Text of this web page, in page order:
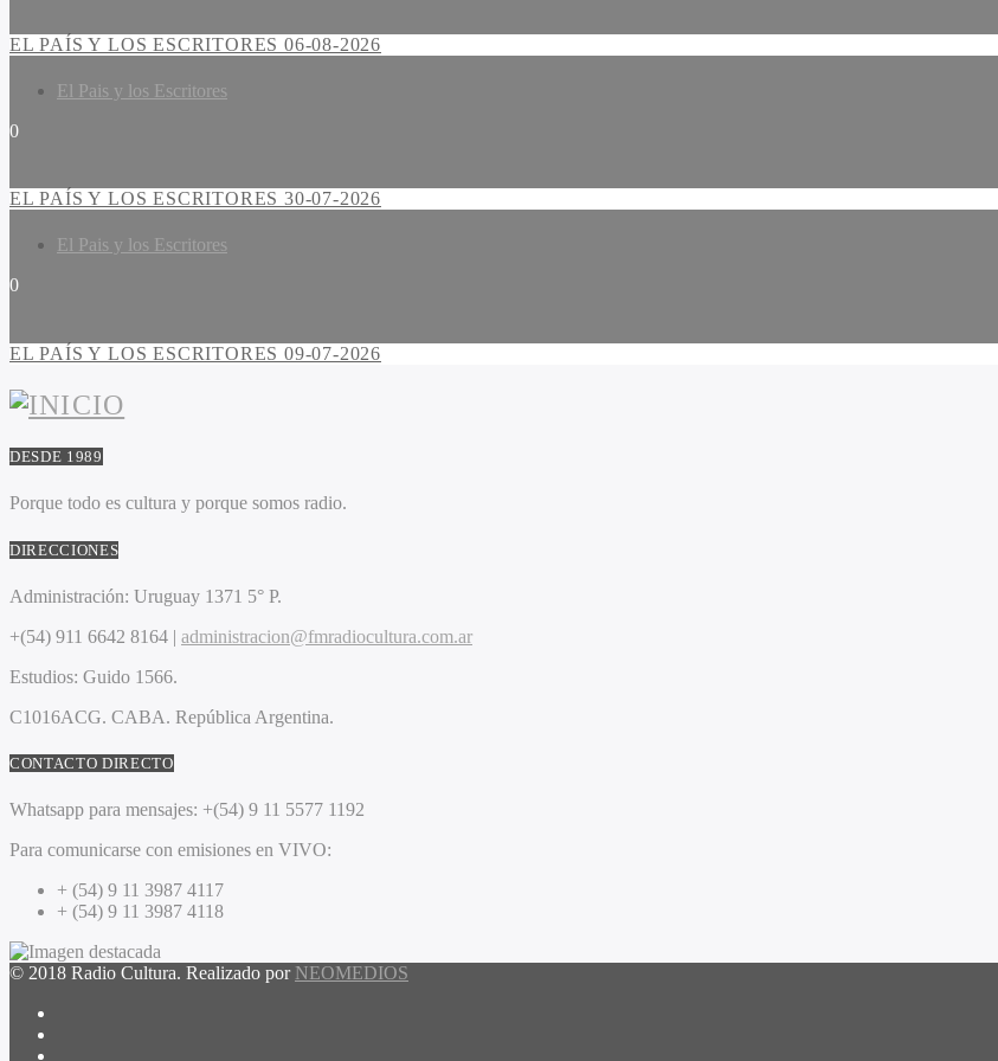
EL PAÍS Y LOS ESCRITORES 06-08-2026
El Pais y los Escritores
0
EL PAÍS Y LOS ESCRITORES 30-07-2026
El Pais y los Escritores
0
EL PAÍS Y LOS ESCRITORES 09-07-2026
DESDE 1989
Porque todo es cultura y porque somos radio.
DIRECCIONES
Administración: Uruguay 1371 5° P.
+(54) 911 6642 8164 | administracion@fmradiocultura.com.ar
Estudios: Guido 1566.
C1016ACG. CABA. República Argentina.
CONTACTO DIRECTO
Whatsapp para mensajes: +(54) 9 11 5577 1192
Para comunicarse con emisiones en VIVO:
+ (54) 9 11 3987 4117
+ (54) 9 11 3987 4118
© 2018 Radio Cultura. Realizado por NEOMEDIOS